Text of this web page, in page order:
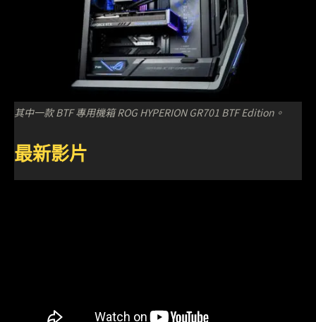
其中一款 BTF 專用機箱 ROG HYPERION GR701 BTF Edition。
最新影片